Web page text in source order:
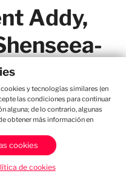
Addy,
Max (Fly)
es uno de los temas
digitales.
Easy
y tecnologías similares (en
las condiciones para continuar
alguna; de lo contrario, algunas
obtener más información en
cookies
de cookies